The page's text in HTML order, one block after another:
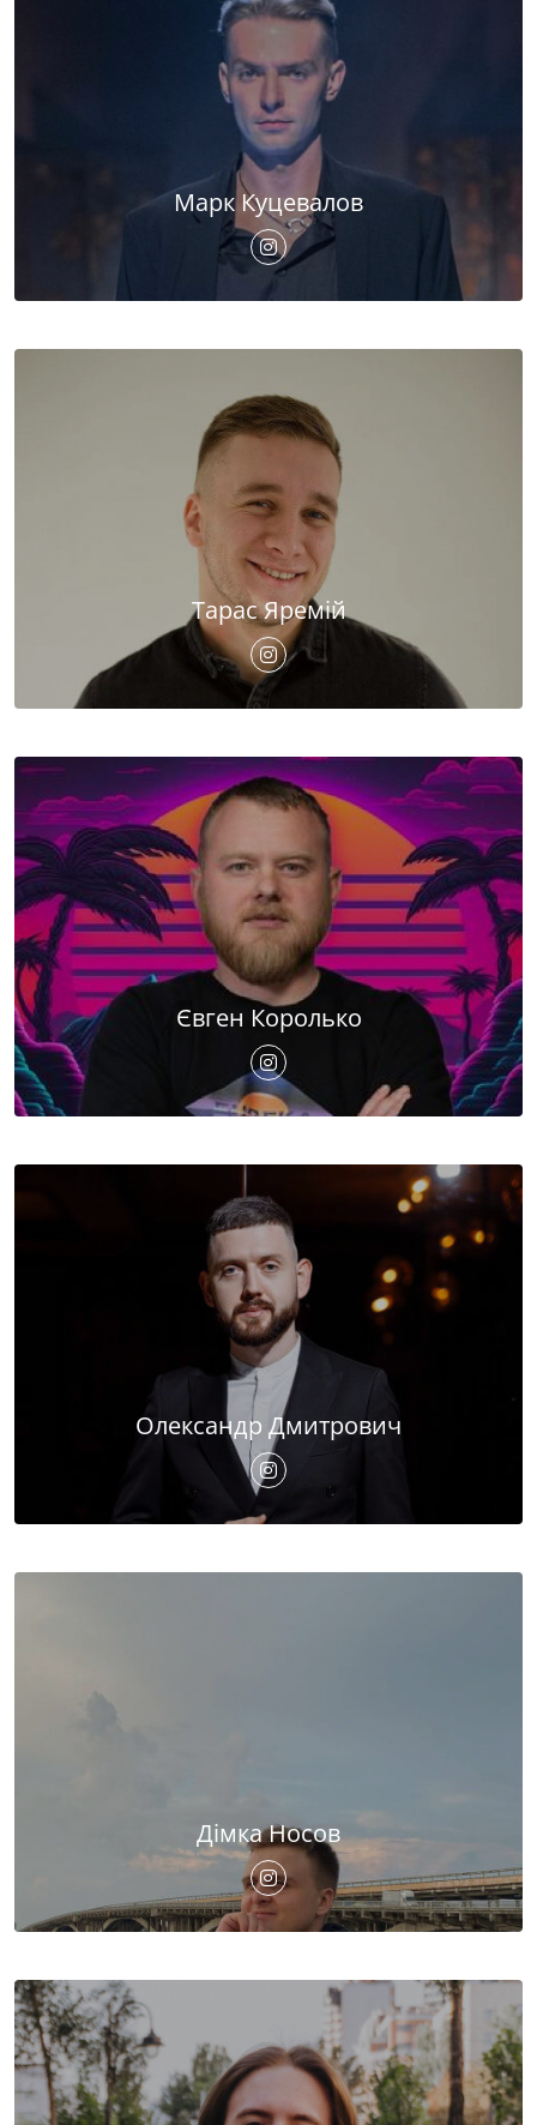
Марк Куцевалов
Тарас Яремій
Євген Королько
Олександр Дмитрович
Дімка Носов